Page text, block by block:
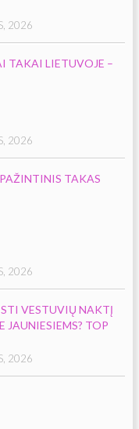
2026
TAKAI LIETUVOJE –
2026
TAKAS
2026
VESTUVIŲ NAKTĮ
JAUNIESIEMS? TOP
2026